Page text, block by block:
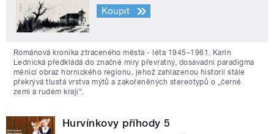
Koupit
Románová kronika ztraceného města - léta 1945–1961. Karin
Lednická předkládá do značné míry převratný, dosavadní paradigma
měnící obraz hornického regionu, jehož zahlazenou historii stále
překrývá tlustá vrstva mýtů a zakořeněných stereotypů o „černé
zemi a rudém kraji“.
Hurvínkovy příhody 5